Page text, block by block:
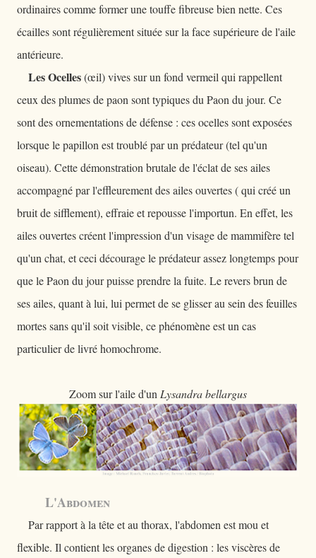
ordinaires comme former une touffe fibreuse bien nette. Ces
écailles sont régulièrement située sur la face supérieure de l'aile
antérieure.
Les Ocelles(œil) vives sur un fond vermeil qui rappellent
ceux des plumes de paon sont typiques du Paon du jour. Ce
sont des ornementations de défense : ces ocelles sont exposées
lorsque le papillon est troublé par un prédateur (tel qu'un
oiseau). Cette démonstration brutale de l'éclat de ses ailes
accompagné par l'effleurement des ailes ouvertes ( qui créé un
bruit de sifflement), effraie et repousse l'importun. En effet, les
ailes ouvertes créent l'impression d'un visage de mammifère tel
qu'un chat, et ceci décourage le prédateur assez longtemps pour
que le Paon du jour puisse prendre la fuite. Le revers brun de
ses ailes, quant à lui, lui permet de se glisser au sein des feuilles
mortes sans qu'il soit visible, ce phénomène est un cas
particulier de livré homochrome.
Zoom sur l'aile d'un Lysandra bellargus
L'Abdomen
Par rapport à la tête et au thorax, l'abdomen est mou et
flexible. Il contient les organes de digestion : les viscères de